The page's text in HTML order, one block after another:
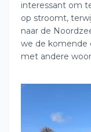
interessant om
op stroomt,
naar de
we de komende
met andere